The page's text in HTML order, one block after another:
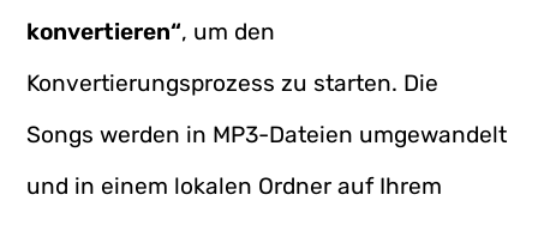
konvertieren“, um den
Konvertierungsprozess zu starten. Die
Songs werden in MP3-Dateien umgewandelt
und in einem lokalen Ordner auf Ihrem